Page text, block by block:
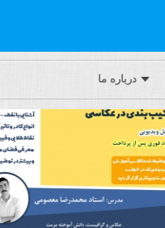
درباره ما